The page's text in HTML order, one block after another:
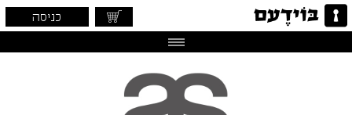
כניסה